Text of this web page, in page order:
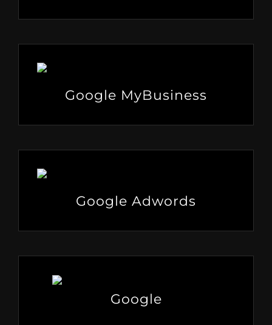
Google MyBusiness
Google Adwords
Google